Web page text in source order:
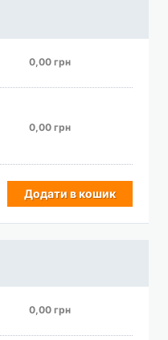
0,00 грн
0,00 грн
Додати в кошик
0,00 грн